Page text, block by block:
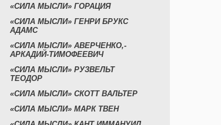
«СИЛА МЫСЛИ» ГОРАЦИЯ
«СИЛА МЫСЛИ» ГЕНРИ БРУКС
АДАМС
«СИЛА МЫСЛИ» АВЕРЧЕНКО,-
АРКАДИЙ-ТИМОФЕЕВИЧ
«СИЛА МЫСЛИ» РУЗВЕЛЬТ
ТЕОДОР
«СИЛА МЫСЛИ» СКОТТ ВАЛЬТЕР
«СИЛА МЫСЛИ» МАРК ТВЕН